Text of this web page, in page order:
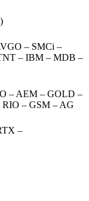
– SMCi –
– IBM – MDB –
– AEM – GOLD –
– GSM – AG
–